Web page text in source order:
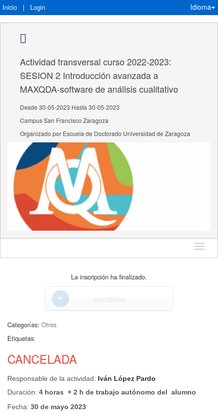
Inicio | Login Idioma
Actividad transversal curso 2022-2023:
SESION 2 Introducción avanzada a
MAXQDA-software de análisis cualitativo
Desde 30-05-2023 Hasta 30-05-2023
Campus San Francisco Zaragoza
Organizado por Escuela de Doctorado Universidad de Zaragoza
Idioma
La inscripción ha finalizado.
Inscribirse
Categorías: Otros
Etiquetas:
CANCELADA
Responsable de la actividad: Iván López Pardo
Duración: 4 horas + 2 h de trabajo autónomo del alumno
Fecha: 30 de mayo 2023